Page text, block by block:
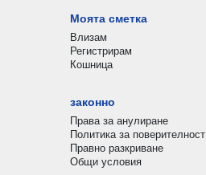
Моята сметка
Влизам
Регистрирам
Кошница
законно
Права за анулиране
Политика за поверителност
Правно разкриване
Общи условия